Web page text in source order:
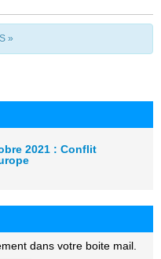
»
2021 : Conflit
dans votre boite mail.